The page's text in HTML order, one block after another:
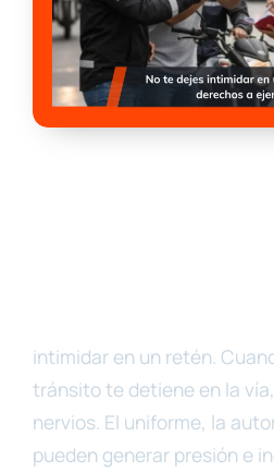
intimidar en un retén.
tránsito te detiene en la
nervios. El uniforme, la
pueden generar presión e